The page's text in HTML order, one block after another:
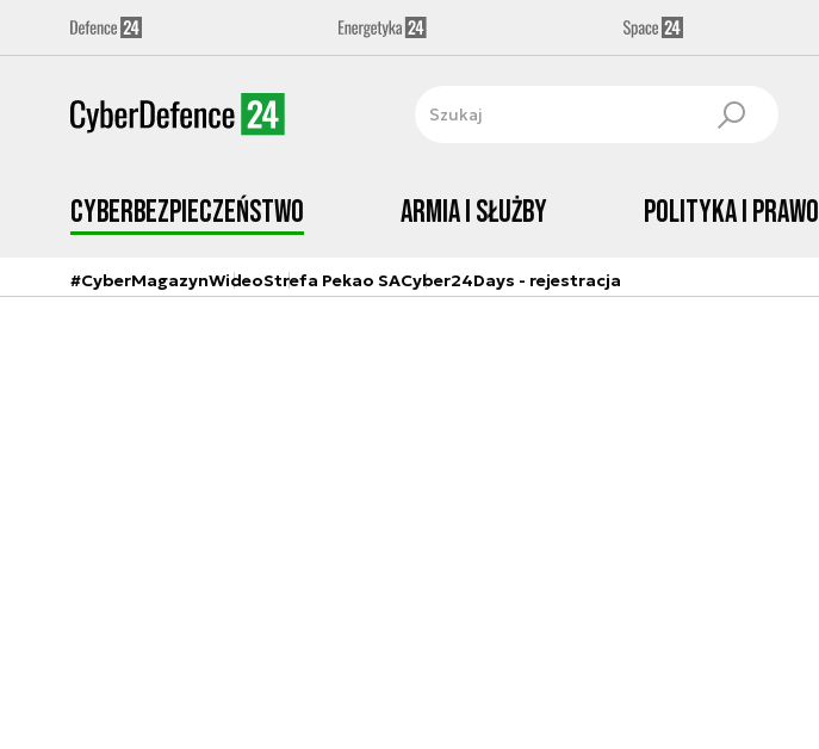
Cyberbezpieczeństwo Armia i Służby Polityka i prawo
#CyberMagazynWideoStrefa Pekao SACyber24Days - rejestracja